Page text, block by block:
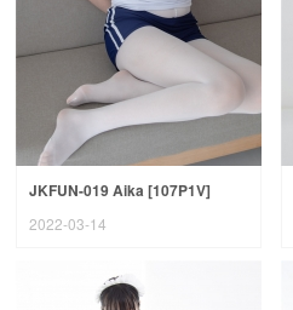
JKFUN-019 Aika [107P1V]
2022-03-14